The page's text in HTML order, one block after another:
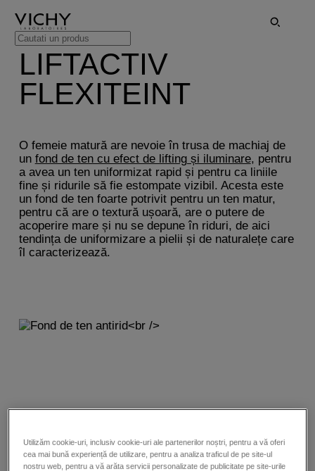
LIFTACTIV
FLEXITEINT
O femeie matură are nevoie în trusa de machiaj de
un fond de ten cu efect de lifting și iluminare, pentru
a avea un ten uniformizat rapid și pentru ca liniile
fine și ridurile să fie estompate vizibil. Acesta este
un fond de ten foarte potrivit pentru un ten matur,
pentru că are o textură ușoară, are o putere de
acoperire mare și nu se depune în riduri, de aici
tendința de uniformizare a pielii și de naturalețe care
îl caracterizează.
Utilizăm cookie-uri, inclusiv cookie-uri ale partenerilor noștri, pentru a vă oferi
cea mai bună experiență de utilizare, pentru a analiza traficul de pe site-ul
nostru web, pentru a vă arăta servicii personalizate de publicitate pe site-urile